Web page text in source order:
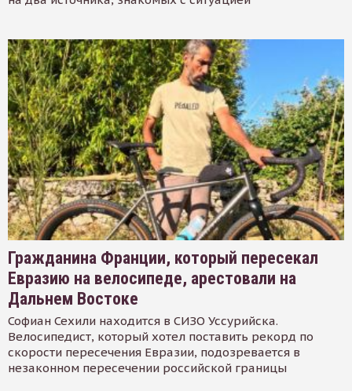
Гражданина Франции, который пересекал
Евразию на велосипеде, арестовали на
Дальнем Востоке
Софиан Сехили находится в СИЗО Уссурийска.
Велосипедист, который хотел поставить рекорд по
скорости пересечения Евразии, подозревается в
незаконном пересечении российской границы